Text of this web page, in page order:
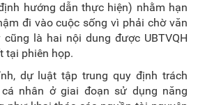
hướng dẫn thực hiện) nhằm hạn
đi vào cuộc sống vì phải chờ văn
là hai nội dung được UBTVQH
tại phiên họp.
dự luật tập trung quy định trách
nhân ở giai đoạn sử dụng năng